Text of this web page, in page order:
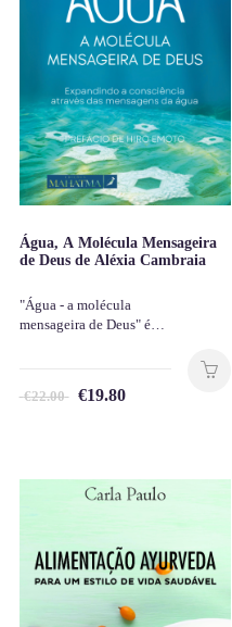
Água, A Molécula Mensageira
de Deus de Aléxia Cambraia
"Água - a molécula
mensageira de Deus" é…
€22.00 €19.80